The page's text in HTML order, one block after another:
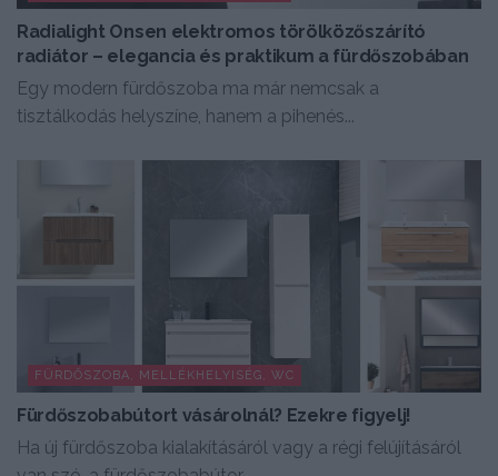
Radialight Onsen elektromos törölközőszárító
radiátor – elegancia és praktikum a fürdőszobában
Egy modern fürdőszoba ma már nemcsak a
tisztálkodás helyszíne, hanem a pihenés...
FÜRDŐSZOBA, MELLÉKHELYISÉG, WC
Fürdőszobabútort vásárolnál? Ezekre figyelj!
Ha új fürdőszoba kialakításáról vagy a régi felújításáról